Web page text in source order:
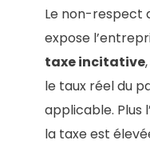
Le non-respect
expose
taxe incitative
le taux réel du
applicable. Plus
la taxe est